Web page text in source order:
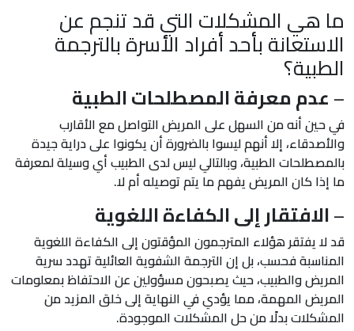
ما هي المشكلات التي قد تنجم عن
الاستعانة بأحد أفراد الأسرة بالترجمة
الطبية؟
–عدم معرفة المصطلحات الطبية
في حين أنه من السهل على المريض التواصل مع الأقارب
والأصدقاء، إلا أنهم ليسوا بالضرورة أن يكونوا على دراية جيدة
بالمصطلحات الطبية، وبالتالي ليس لدى الطبيب أي وسيلة لمعرفة
ما إذا كان المريض يفهم ما يتم توصيله أم لا.
–الافتقار إلى الكفاءة اللغوية
قد لا يفتقر هؤلاء المترجمون المؤقتون إلى الكفاءة اللغوية
المناسبة فحسب، بل إن الترجمة الشفوية العائلية تهدد سرية
المريض والطبيب، حيث يصبحون مسؤولين عن الاحتفاظ بمعلومات
المريض المهمة، مما يؤدي في النهاية إلى خلق المزيد من
المشكلات بدلًا من حل المشكلات الموجودة.